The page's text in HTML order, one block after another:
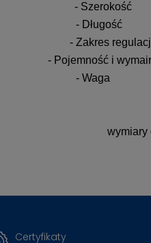
-
-
- Zakres
- Pojemność i
-
wymiary
Certyfikaty